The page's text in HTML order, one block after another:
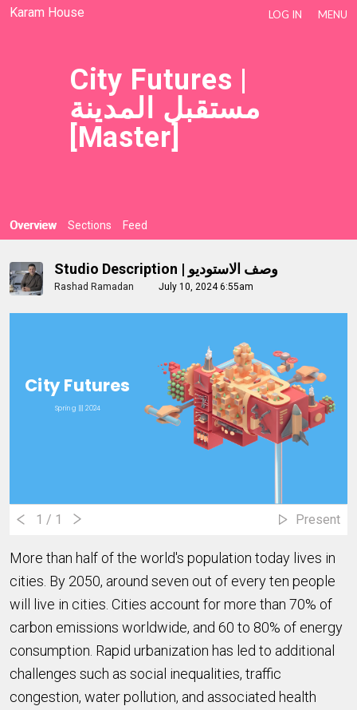
Karam House LOG IN MENU
City Futures |
مستقبل المدينة
[Master]
Overview Sections Feed
Studio Description | وصف الاستوديو
Rashad Ramadan July 10, 2024 6:55am
City Futures
Spring ||| 2024
1 / 1 Present
More than half of the world's population today lives in
cities. By 2050, around seven out of every ten people
will live in cities. Cities account for more than 70% of
carbon emissions worldwide, and 60 to 80% of energy
consumption. Rapid urbanization has led to additional
challenges such as social inequalities, traffic
congestion, water pollution, and associated health